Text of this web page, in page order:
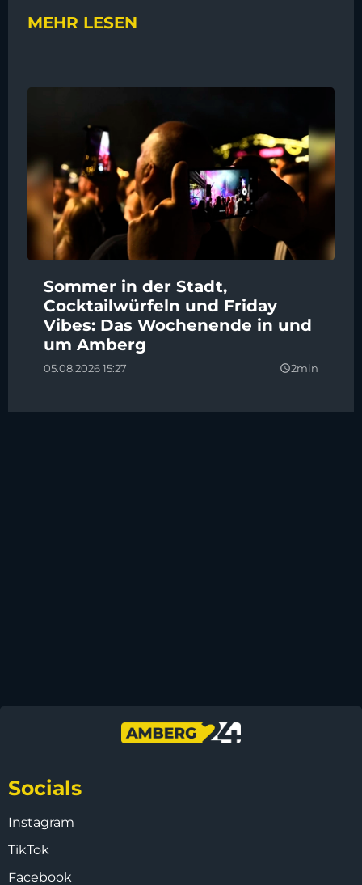
MEHR LESEN
Sommer in der Stadt,
Cocktailwürfeln und Friday
Vibes: Das Wochenende in und
um Amberg
05.08.2026 15:27 query_builder2min
Socials
Instagram
TikTok
Facebook